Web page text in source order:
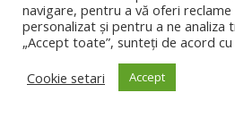
Cluj, a murit la
doar 25 de ani
Alex Șuler, fost
navigare, pentru a vă oferi
personalizat și pentru a ne analiza
„Accept toate”, sunteți de acord
Cookie setari
Accept